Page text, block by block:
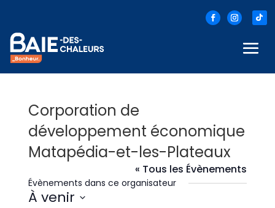
Corporation de
développement économique
Matapédia-et-les-Plateaux
« Tous les Évènements
Évènements dans ce organisateur
À venir